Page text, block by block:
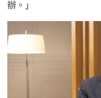
辦。」